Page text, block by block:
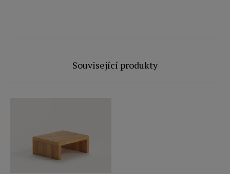
Související produkty